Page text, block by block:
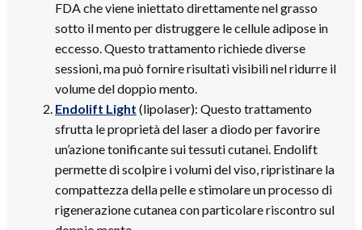
FDA che viene iniettato direttamente nel grasso
sotto il mento per distruggere le cellule adipose in
eccesso. Questo trattamento richiede diverse
sessioni, ma può fornire risultati visibili nel ridurre il
volume del doppio mento.
Endolift Light (lipolaser): Questo trattamento
sfrutta le proprietà del laser a diodo per favorire
un’azione tonificante sui tessuti cutanei. Endolift
permette di scolpire i volumi del viso, ripristinare la
compattezza della pelle e stimolare un processo di
rigenerazione cutanea con particolare riscontro sul